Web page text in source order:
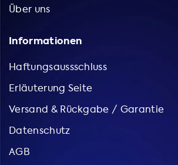
Über uns
Informationen
Haftungsaussschluss
Erläuterung Seite
Versand & Rückgabe / Garantie
Datenschutz
AGB